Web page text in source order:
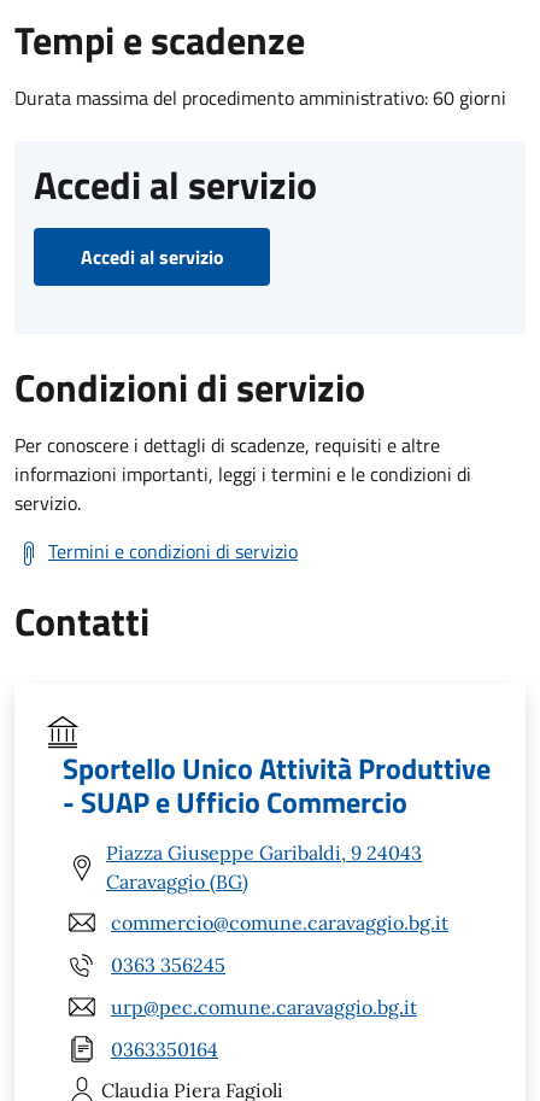
Tempi e scadenze
Durata massima del procedimento amministrativo: 60 giorni
Accedi al servizio
Accedi al servizio
Condizioni di servizio
Per conoscere i dettagli di scadenze, requisiti e altre
informazioni importanti, leggi i termini e le condizioni di
servizio.
Termini e condizioni di servizio
Contatti
Sportello Unico Attività Produttive
- SUAP e Ufficio Commercio
Piazza Giuseppe Garibaldi, 9 24043
Caravaggio (BG)
commercio@comune.caravaggio.bg.it
0363 356245
urp@pec.comune.caravaggio.bg.it
0363350164
Claudia Piera Fagioli